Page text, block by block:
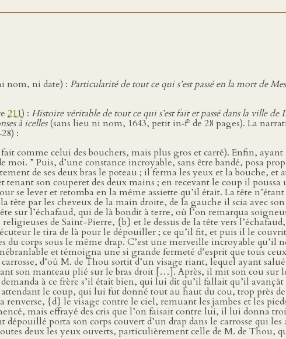
nom, ni date) : Particularité de tout ce qui s’est passé en la mort de
211) : Histoire véritable de tout ce qui s’est fait et passé dans la ville
à icelles(sans lieu ni nom, 1643, petit in‑fo de 28 pages). La
:
comme celui des bouchers, mais plus gros et carré). Enfin,
” Puis, d’une constance incroyable, sans être bandé, posa
de ses deux bras le poteau ; il ferma les yeux et la bouche,
tenant son couperet des deux mains ; en recevant le coup il
se lever et retomba en la même assiette qu’il était. La tête
tête par les cheveux de la main droite, de la gauche il scia avec
sur l’échafaud, qui de là bondit à terre, où l’on remarqua
de Saint-Pierre, {b} et le dessus de la tête vers
le tira de là pour le dépouiller ; ce qu’il fit, et puis il le
du corps sous le même drap. C’est une merveille incroyable
et témoigna une si grande fermeté d’esprit que tous
d’où M. de Thou sortit d’un visage riant, lequel ayant
son manteau plié sur le bras droit […]. Après, il mit son cou sur
à ce frère s’il était bien, qui lui dit qu’il fallait qu’il
le coup, qui lui fut donné tout au haut du cou, trop près
{d} le visage contre le ciel, remuant les jambes et les
mais effrayé des cris que l’on faisait contre lui, il lui donna
dépouillé porta son corps couvert d’un drap dans le carrosse qui
deux les yeux ouverts, particulièrement celle de M. de Thou,